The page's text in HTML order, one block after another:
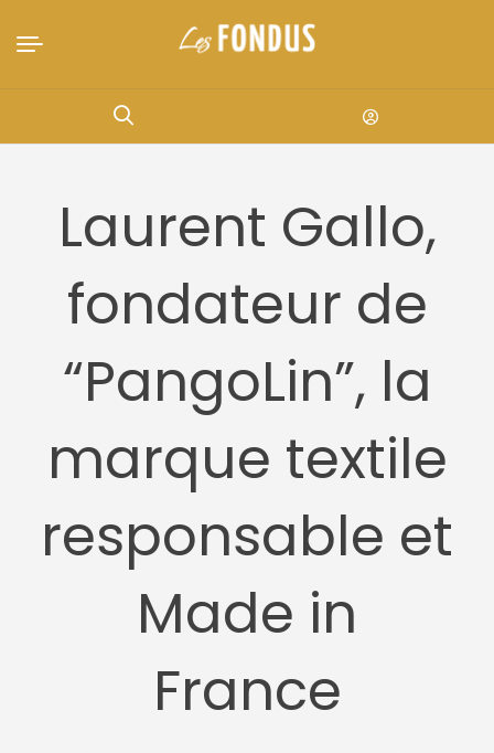
Laurent Gallo,
fondateur de
“PangoLin”, la
marque textile
responsable et
Made in
France